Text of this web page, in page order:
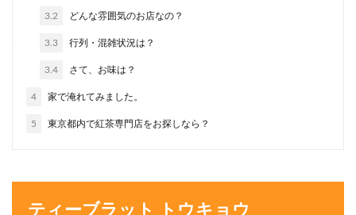
3.2 どんな雰囲気のお店なの？
3.3 行列・混雑状況は？
3.4 さて、お味は？
4 家で淹れてみました。
5 東京都内で紅茶専門店をお探しなら？
ティーブラット トウキョウ